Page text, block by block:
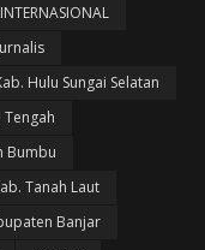
INTERNASIONAL
Hulu Sungai Selatan
Tengah
Bumbu
Tanah Laut
Banjar